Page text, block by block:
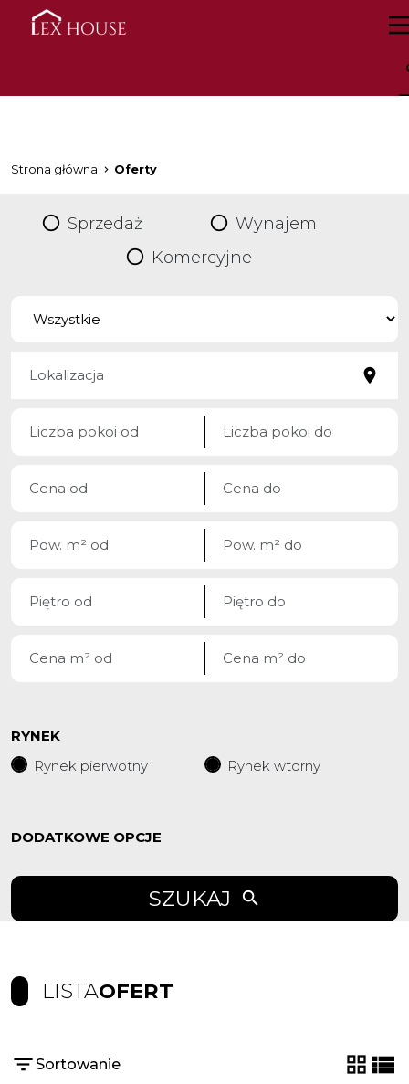
Strona główna Oferty
Sprzedaż
Wynajem
Komercyjne
RYNEK
Rynek pierwotny
Rynek wtorny
DODATKOWE OPCJE
SZUKAJ
LISTAOFERT
Sortowanie
tabela